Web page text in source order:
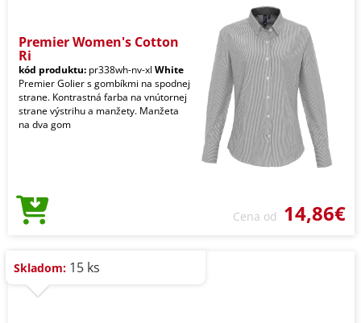
Premier Women's Cotton
Ri
kód produktu: pr338wh-nv-xl White
Premier Golier s gombíkmi na spodnej
strane. Kontrastná farba na vnútornej
strane výstrihu a manžety. Manžeta
na dva gom
Cena od 14,86€
Skladom: 15 ks